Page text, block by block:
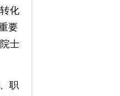
化
要
士
职